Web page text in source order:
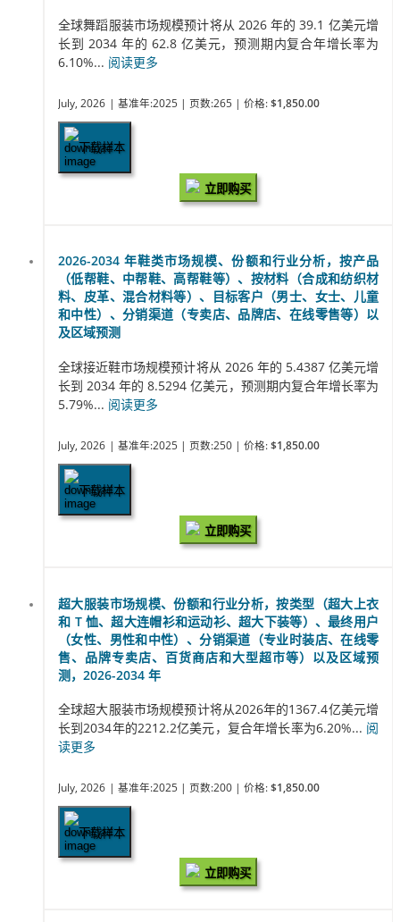
全球舞蹈服装市场规模预计将从 2026 年的 39.1 亿美元增
长到 2034 年的 62.8 亿美元，预测期内复合年增长率为
6.10%... 阅读更多
July, 2026 | 基准年:2025 | 页数:265 | 价格: $1,850.00
下载样本
立即购买
2026-2034 年鞋类市场规模、份额和行业分析，按产品
（低帮鞋、中帮鞋、高帮鞋等）、按材料（合成和纺织材
料、皮革、混合材料等）、目标客户（男士、女士、儿童
和中性）、分销渠道（专卖店、品牌店、在线零售等）以
及区域预测
全球接近鞋市场规模预计将从 2026 年的 5.4387 亿美元增
长到 2034 年的 8.5294 亿美元，预测期内复合年增长率为
5.79%... 阅读更多
July, 2026 | 基准年:2025 | 页数:250 | 价格: $1,850.00
下载样本
立即购买
超大服装市场规模、份额和行业分析，按类型（超大上衣
和 T 恤、超大连帽衫和运动衫、超大下装等）、最终用户
（女性、男性和中性）、分销渠道（专业时装店、在线零
售、品牌专卖店、百货商店和大型超市等）以及区域预
测，2026-2034 年
全球超大服装市场规模预计将从2026年的1367.4亿美元增
长到2034年的2212.2亿美元，复合年增长率为6.20%... 阅
读更多
July, 2026 | 基准年:2025 | 页数:200 | 价格: $1,850.00
下载样本
立即购买